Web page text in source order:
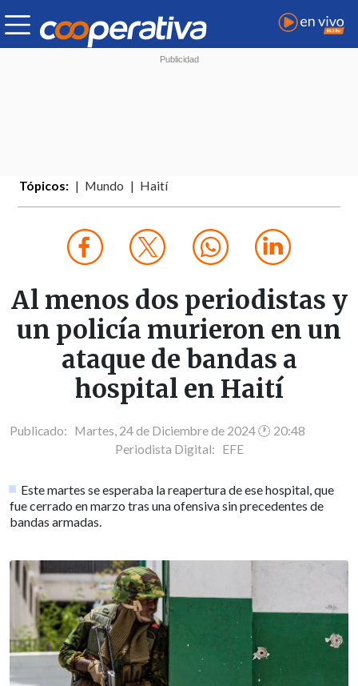
Tópicos: Mundo Haití
Al menos dos periodistas y
un policía murieron en un
ataque de bandas a
hospital en Haití
Publicado: Martes, 24 de Diciembre de 2024 🕐 20:48
Periodista Digital: EFE
Este martes se esperaba la reapertura de ese hospital, que
fue cerrado en marzo tras una ofensiva sin precedentes de
bandas armadas.